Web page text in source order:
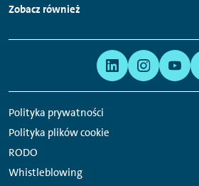
Links:
Zobacz również
Polityka prywatności
Polityka plików cookie
RODO
Whistleblowing
serwisów
społecznościowych